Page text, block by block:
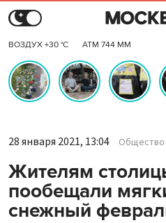
ВОЗДУХ +30 °C АТМ 744 ММ
28 января 2021, 13:04 Общество
Жителям
пообещали
снежный